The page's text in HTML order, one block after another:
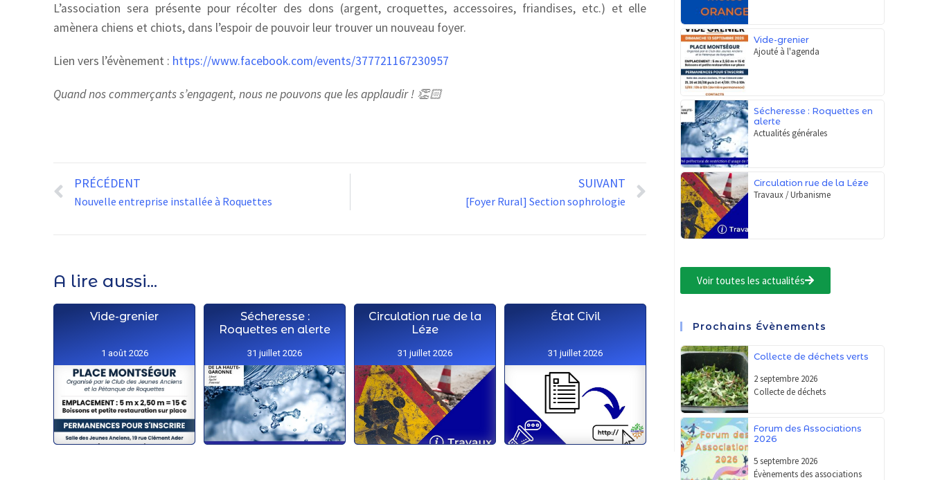
L’association sera présente pour récolter des dons (argent, croquettes, accessoires, friandises, etc.) et elle
amènera chiens et chiots, dans l’espoir de pouvoir leur trouver un nouveau foyer.
Lien vers l’évènement : https://www.facebook.com/events/377721167230957
Quand nos commerçants s’engagent, nous ne pouvons que les applaudir ! 👏🏻
PRÉCÉDENT
Nouvelle entreprise installée à Roquettes
SUIVANT
[Foyer Rural] Section sophrologie
A lire aussi...
Vide-grenier
1 août 2026
Sécheresse :
Roquettes en alerte
31 juillet 2026
Circulation rue de la
Léze
31 juillet 2026
État Civil
31 juillet 2026
Vide-grenier
Ajouté à l'agenda
Sécheresse : Roquettes en
alerte
Actualités générales
Circulation rue de la Léze
Travaux / Urbanisme
Voir toutes les actualités
Prochains Évènements
Collecte de déchets verts
2 septembre 2026
Collecte de déchets
Forum des Associations
2026
5 septembre 2026
Évènements des associations